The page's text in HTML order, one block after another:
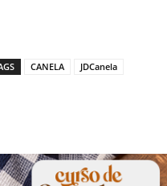
CANELA JDCanela